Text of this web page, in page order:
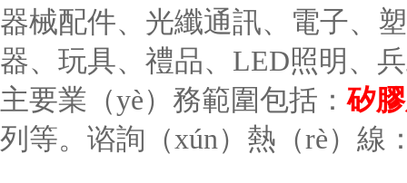
器械配件、光纖通訊、電子、
器、玩具、禮品、LED照明、
主要業（yè）務範圍包括：矽
列等。谘詢（xún）熱（rè）線